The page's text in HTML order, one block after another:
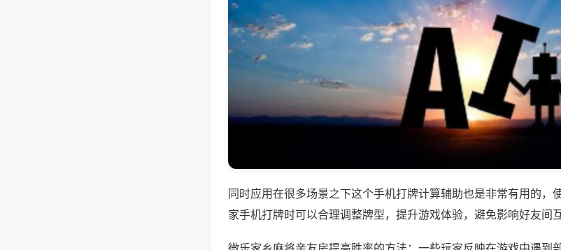
同时应用在很多场景之下这个手机打牌计算辅助也是非常有用的，
家手机打牌时可以合理调整牌型，提升游戏体验，避免影响好友间互